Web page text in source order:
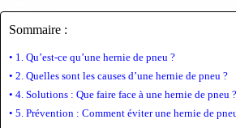
Sommaire :
1. Qu’est-ce qu’une hernie de pneu ?
2. Quelles sont les causes d’une hernie de pneu ?
4. Solutions : Que faire face à une hernie de pneu ?
5. Prévention : Comment éviter une hernie de